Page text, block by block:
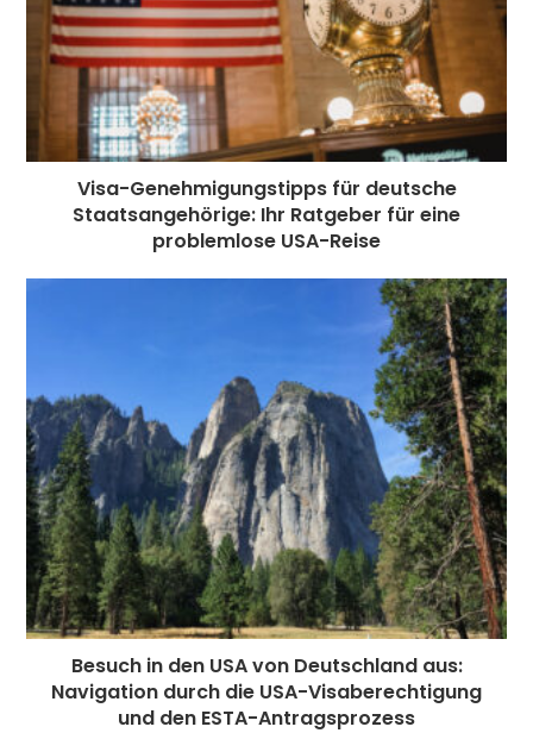
Visa-Genehmigungstipps für deutsche
Staatsangehörige: Ihr Ratgeber für eine
problemlose USA-Reise
Besuch in den USA von Deutschland aus:
Navigation durch die USA-Visaberechtigung
und den ESTA-Antragsprozess